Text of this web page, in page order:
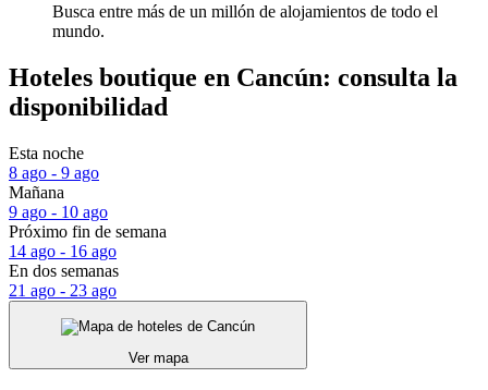
Busca entre más de un millón de alojamientos de todo el
mundo.
Hoteles boutique en Cancún: consulta la
disponibilidad
Esta noche
8 ago - 9 ago
Mañana
9 ago - 10 ago
Próximo fin de semana
14 ago - 16 ago
En dos semanas
21 ago - 23 ago
Ver mapa